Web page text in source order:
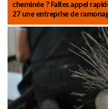
cheminée ? Faites appel
27 une entreprise de